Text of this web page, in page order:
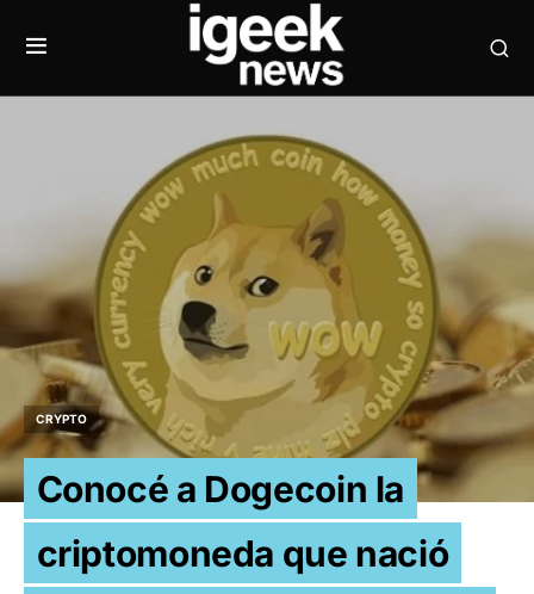
CRYPTO
Conocé a Dogecoin la
criptomoneda que nació